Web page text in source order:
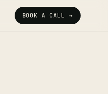
BOOK A CALL →